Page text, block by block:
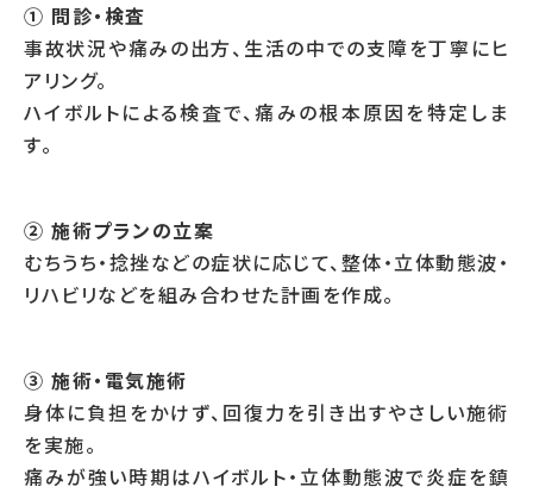
① 問診・検査
事故状況や痛みの出方、生活の中での支障を丁寧にヒ
アリング。
ハイボルトによる検査で、痛みの根本原因を特定しま
す。
② 施術プランの立案
むちうち・捻挫などの症状に応じて、整体・立体動態波・
リハビリなどを組み合わせた計画を作成。
③ 施術・電気施術
身体に負担をかけず、回復力を引き出すやさしい施術
を実施。
痛みが強い時期はハイボルト・立体動態波で炎症を鎮